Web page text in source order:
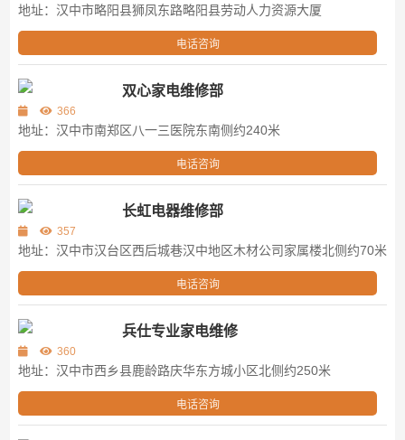
地址：汉中市略阳县狮凤东路略阳县劳动人力资源大厦
电话咨询
双心家电维修部
366
地址：汉中市南郑区八一三医院东南侧约240米
电话咨询
长虹电器维修部
357
地址：汉中市汉台区西后城巷汉中地区木材公司家属楼北侧约70米
电话咨询
兵仕专业家电维修
360
地址：汉中市西乡县鹿龄路庆华东方城小区北侧约250米
电话咨询